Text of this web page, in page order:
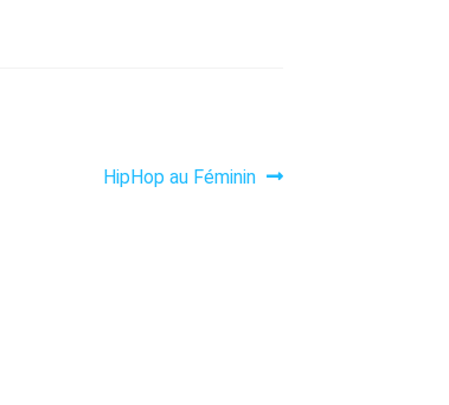
Article
HipHop au Féminin